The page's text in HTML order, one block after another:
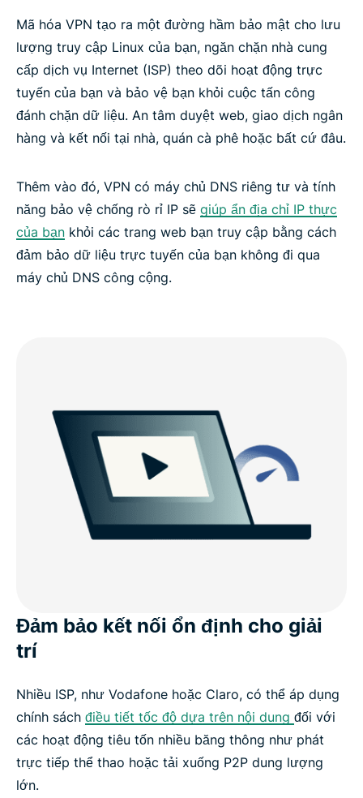
Mã hóa VPN tạo ra một đường hầm bảo mật cho lưu
lượng truy cập Linux của bạn, ngăn chặn nhà cung
cấp dịch vụ Internet (ISP) theo dõi hoạt động trực
tuyến của bạn và bảo vệ bạn khỏi cuộc tấn công
đánh chặn dữ liệu. An tâm duyệt web, giao dịch ngân
hàng và kết nối tại nhà, quán cà phê hoặc bất cứ đâu.
Thêm vào đó, VPN có máy chủ DNS riêng tư và tính
năng bảo vệ chống rò rỉ IP sẽ giúp ẩn địa chỉ IP thực
của bạn khỏi các trang web bạn truy cập bằng cách
đảm bảo dữ liệu trực tuyến của bạn không đi qua
máy chủ DNS công cộng.
Đảm bảo kết nối ổn định cho giải
trí
Nhiều ISP, như Vodafone hoặc Claro, có thể áp dụng
chính sách điều tiết tốc độ dựa trên nội dung đối với
các hoạt động tiêu tốn nhiều băng thông như phát
trực tiếp thể thao hoặc tải xuống P2P dung lượng
lớn.